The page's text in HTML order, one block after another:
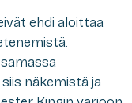
ehdi aloittaa
näkemistä ja